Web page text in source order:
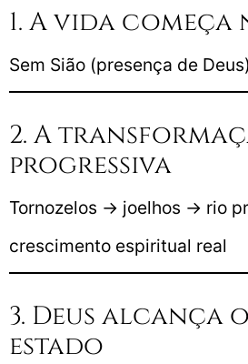
1. A vida
Sem Sião (presença de
2. A
progressiva
Tornozelos → joelhos → rio
crescimento espiritual real
3. Deus alcança
estado